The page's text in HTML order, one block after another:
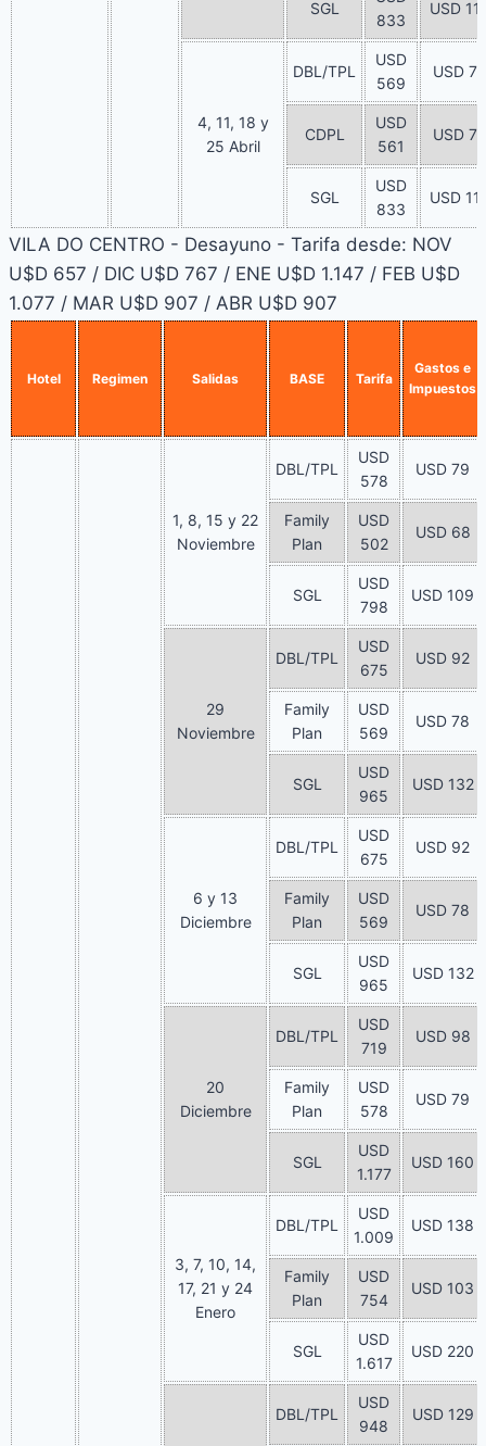
SGL
833
USD
4, 11, 18 y
25 Abril
DBL/TPL
USD
569
USD 78
CDPL
USD
561
USD 76
SGL
USD
833
USD
VILA DO CENTRO - Desayuno - Tarifa desde: NOV
U$D 657 / DIC U$D 767 / ENE U$D 1.147 / FEB U$D
1.077 / MAR U$D 907 / ABR U$D 907
Hotel Regimen Salidas BASE Tarifa
Gastos e
Impuestos
1, 8, 15 y 22
Noviembre
DBL/TPL
USD
578
USD 79
Family
Plan
USD
502
USD 68
SGL
USD
798
USD 109
29
Noviembre
DBL/TPL
USD
675
USD 92
Family
Plan
USD
569
USD 78
SGL
USD
965
USD 132
6 y 13
Diciembre
DBL/TPL
USD
675
USD 92
Family
Plan
USD
569
USD 78
SGL
USD
965
USD 132
20
Diciembre
DBL/TPL
USD
719
USD 98
Family
Plan
USD
578
USD 79
SGL
USD
1.177
USD 160
3, 7, 10, 14,
17, 21 y 24
Enero
DBL/TPL
USD
1.009
USD 138
Family
Plan
USD
754
USD 103
SGL
USD
1.617
USD 220
DBL/TPL
USD
948
USD 129